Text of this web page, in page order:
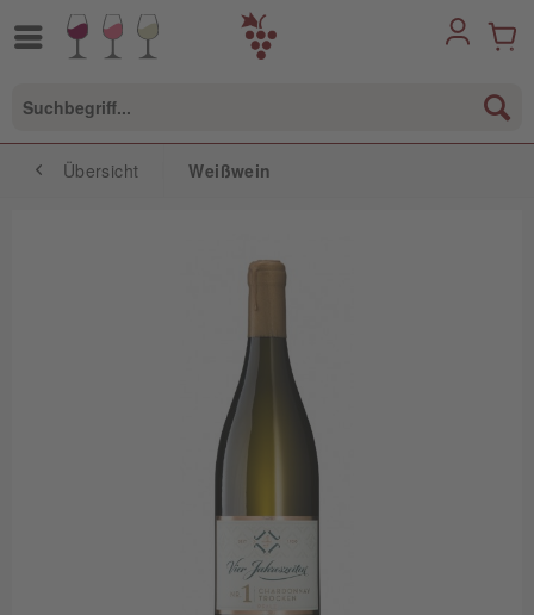
Übersicht Weißwein